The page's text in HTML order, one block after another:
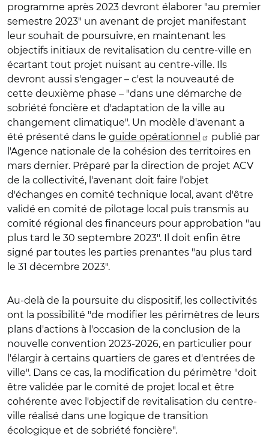
programme après 2023 devront élaborer "au premier
semestre 2023" un avenant de projet manifestant
leur souhait de poursuivre, en maintenant les
objectifs initiaux de revitalisation du centre-ville en
écartant tout projet nuisant au centre-ville. Ils
devront aussi s'engager – c'est la nouveauté de
cette deuxième phase – "dans une démarche de
sobriété foncière et d'adaptation de la ville au
changement climatique". Un modèle d'avenant a
été présenté dans le guide opérationnel
publié par
l'Agence nationale de la cohésion des territoires en
mars dernier. Préparé par la direction de projet ACV
de la collectivité, l'avenant doit faire l'objet
d'échanges en comité technique local, avant d'être
validé en comité de pilotage local puis transmis au
comité régional des financeurs pour approbation "au
plus tard le 30 septembre 2023". Il doit enfin être
signé par toutes les parties prenantes "au plus tard
le 31 décembre 2023".
Au-delà de la poursuite du dispositif, les collectivités
ont la possibilité "de modifier les périmètres de leurs
plans d'actions à l'occasion de la conclusion de la
nouvelle convention 2023-2026, en particulier pour
l'élargir à certains quartiers de gares et d'entrées de
ville". Dans ce cas, la modification du périmètre "doit
être validée par le comité de projet local et être
cohérente avec l'objectif de revitalisation du centre-
ville réalisé dans une logique de transition
écologique et de sobriété foncière".